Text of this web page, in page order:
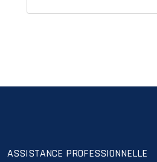
ASSISTANCE PROFESSIONNELLE